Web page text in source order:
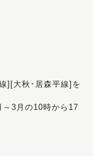
][大秋･居森平線]を
3月の10時から17